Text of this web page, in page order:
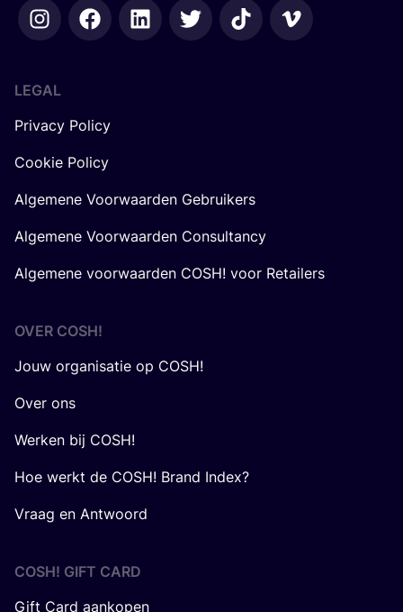
LEGAL
Privacy Policy
Cookie Policy
Algemene Voorwaarden Gebruikers
Algemene Voorwaarden Consultancy
Algemene voorwaarden COSH! voor Retailers
OVER COSH!
Jouw organisatie op COSH!
Over ons
Werken bij COSH!
Hoe werkt de COSH! Brand Index?
Vraag en Antwoord
COSH! GIFT CARD
Gift Card aankopen